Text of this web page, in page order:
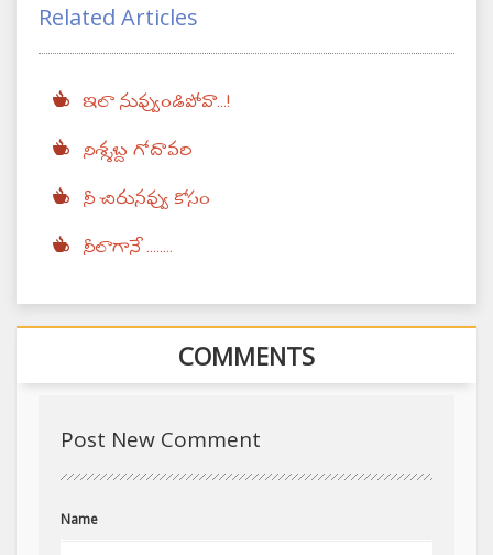
Related Articles
ఇలా నువ్వుండిపోవా...!
నిశ్శబ్ద గోదావరి
నీ చిరునవ్వు కోసం
నీలాగానే ........
COMMENTS
Post New Comment
Name